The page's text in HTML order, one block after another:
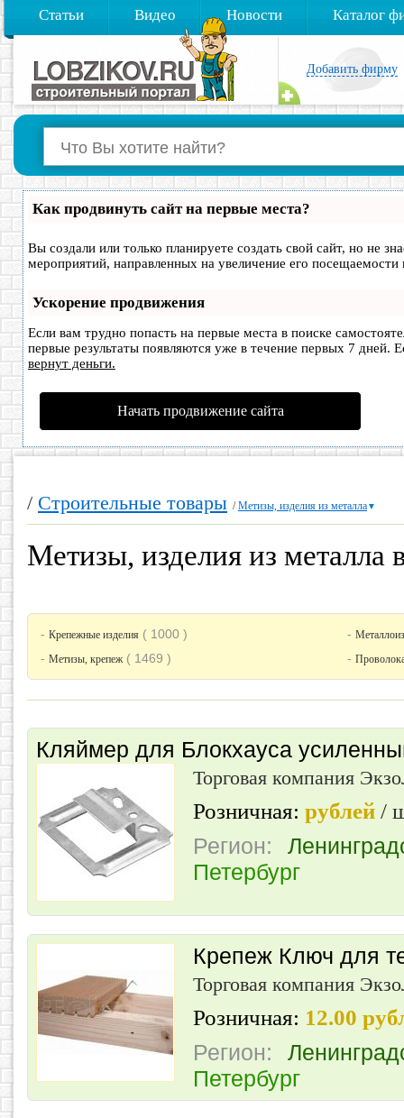
Статьи Видео Новости Каталог
Добавить фирму
Как продвинуть сайт на первые места?
Вы создали или только планируете создать свой сайт, но не
мероприятий, направленных на увеличение его
Ускорение продвижения
Если вам трудно попасть на первые места в поиске
первые результаты появляются уже в течение первых 7 дней.
вернут деньги.
Начать продвижение сайта
/ Строительные товары /Метизы, изделия из металла▼
Метизы, изделия из металла
- Крепежные изделия ( 1000 ) -
- Метизы, крепеж ( 1469 ) -
Кляймер для Блокхауса
Торговая компания
Розничная: рублей /
Регион:
Петербург
Крепеж Ключ для
Торговая компания
Розничная: 12.00
Регион:
Петербург